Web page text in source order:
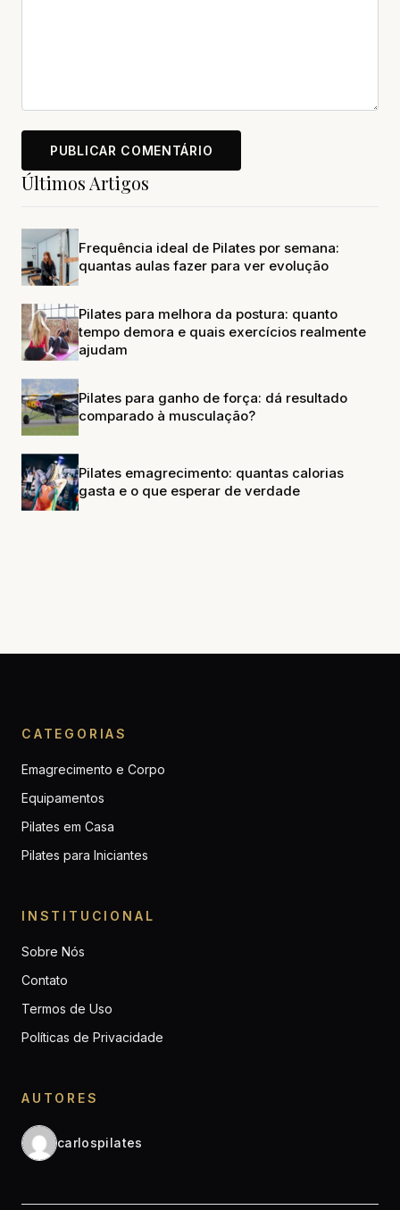
Últimos Artigos
Frequência ideal de Pilates por semana:
quantas aulas fazer para ver evolução
Pilates para melhora da postura: quanto
tempo demora e quais exercícios realmente
ajudam
Pilates para ganho de força: dá resultado
comparado à musculação?
Pilates emagrecimento: quantas calorias
gasta e o que esperar de verdade
CATEGORIAS
Emagrecimento e Corpo
Equipamentos
Pilates em Casa
Pilates para Iniciantes
INSTITUCIONAL
Sobre Nós
Contato
Termos de Uso
Políticas de Privacidade
AUTORES
carlospilates